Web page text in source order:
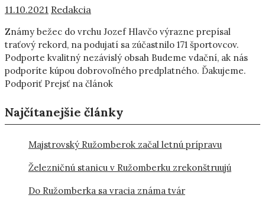
11.10.2021 Redakcia
Známy bežec do vrchu Jozef Hlavčo výrazne prepísal
traťový rekord, na podujatí sa zúčastnilo 171 športovcov.
Podporte kvalitný nezávislý obsah Budeme vdační, ak nás
podporíte kúpou dobrovoľného predplatného. Ďakujeme.
Podporiť Prejsť na článok
Najčítanejšie články
Majstrovský Ružomberok začal letnú prípravu
Železničnú stanicu v Ružomberku zrekonštruujú
Do Ružomberka sa vracia známa tvár